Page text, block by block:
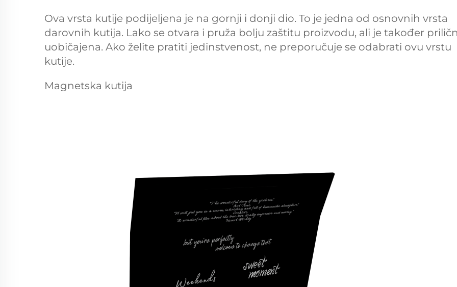
Ova vrsta kutije podijeljena je na gornji i donji dio. To je jedna od osnovnih vrsta
darovnih kutija. Lako se otvara i pruža bolju zaštitu proizvodu, ali je također
uobičajena. Ako želite pratiti jedinstvenost, ne preporučuje se odabrati ovu vrstu
kutije.
Magnetska kutija